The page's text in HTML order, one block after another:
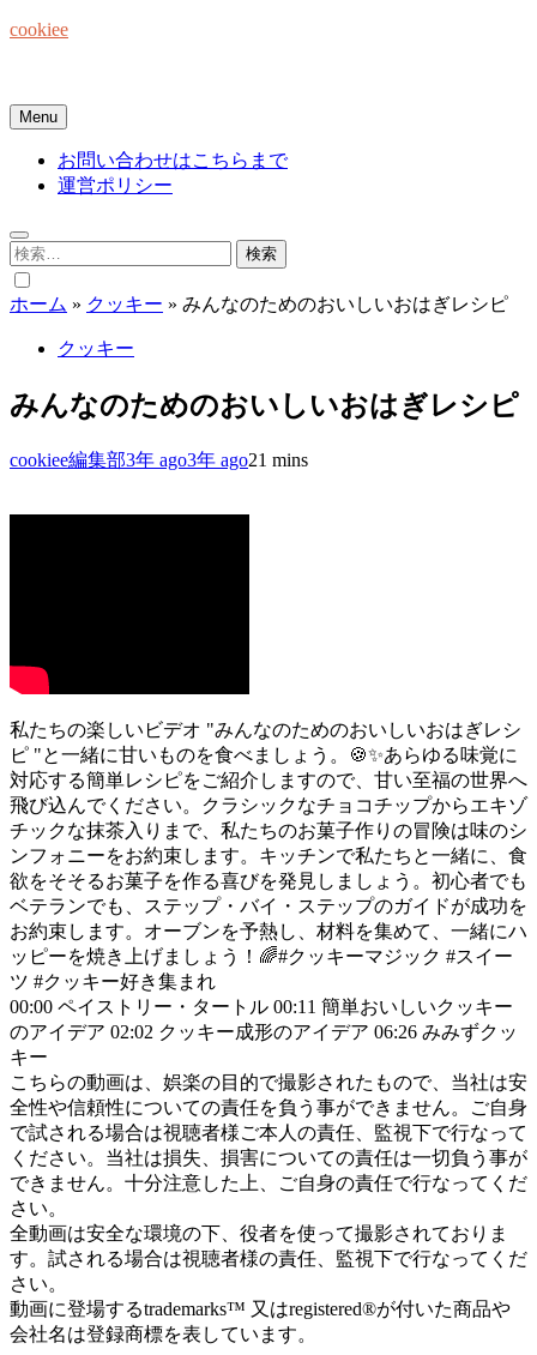
Skip
cookiee
Menu
お問い合わせはこちらまで
運営ポリシー
検
索:
ホーム » クッキー » みんなのためのおいしいおはぎレシピ
クッキー
みんなのためのおいしいおはぎレシピ
cookiee編集部3年 ago3年 ago21 mins
私たちの楽しいビデオ "みんなのためのおいしいおはぎレシ
ピ "と一緒に甘いものを食べましょう。🍪✨あらゆる味覚に
対応する簡単レシピをご紹介しますので、甘い至福の世界へ
飛び込んでください。クラシックなチョコチップからエキゾ
チックな抹茶入りまで、私たちのお菓子作りの冒険は味のシ
ンフォニーをお約束します。キッチンで私たちと一緒に、食
欲をそそるお菓子を作る喜びを発見しましょう。初心者でも
ベテランでも、ステップ・バイ・ステップのガイドが成功を
お約束します。オーブンを予熱し、材料を集めて、一緒にハ
ッピーを焼き上げましょう！🌈#クッキーマジック #スイー
ツ #クッキー好き集まれ
00:00 ペイストリー・タートル 00:11 簡単おいしいクッキー
のアイデア 02:02 クッキー成形のアイデア 06:26 みみずクッ
キー
こちらの動画は、娯楽の目的で撮影されたもので、当社は安
全性や信頼性についての責任を負う事ができません。ご自身
で試される場合は視聴者様ご本人の責任、監視下で行なって
ください。当社は損失、損害についての責任は一切負う事が
できません。十分注意した上、ご自身の責任で行なってくだ
さい。
全動画は安全な環境の下、役者を使って撮影されておりま
す。試される場合は視聴者様の責任、監視下で行なってくだ
さい。
動画に登場するtrademarks™ 又はregistered®が付いた商品や
会社名は登録商標を表しています。